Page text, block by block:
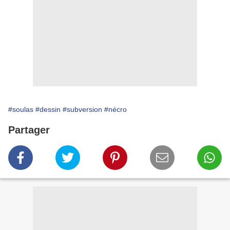
#soulas #dessin #subversion #nécro
Partager